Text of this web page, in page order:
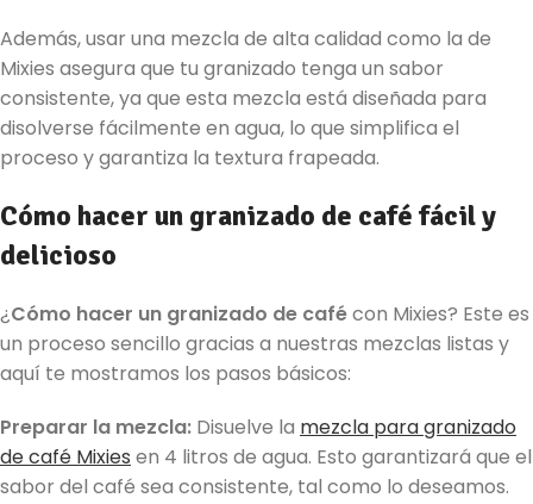
Además, usar una mezcla de alta calidad como la de
Mixies asegura que tu granizado tenga un sabor
consistente, ya que esta mezcla está diseñada para
disolverse fácilmente en agua, lo que simplifica el
proceso y garantiza la textura frapeada.
Cómo hacer un granizado de café fácil y
delicioso
¿Cómo hacer un granizado de cafécon Mixies? Este es
un proceso sencillo gracias a nuestras mezclas listas y
aquí te mostramos los pasos básicos:
Preparar la mezcla: Disuelve la mezcla para granizado
de café Mixies en 4 litros de agua. Esto garantizará que el
sabor del café sea consistente, tal como lo deseamos.